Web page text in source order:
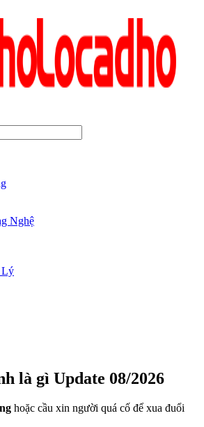
Nghệ
Lý
là gì Update 08/2026
hoặc cầu xin người quá cố để xua đuổi